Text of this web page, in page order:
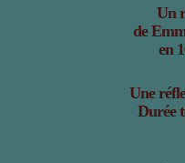
Un
de
en
Une
Durée